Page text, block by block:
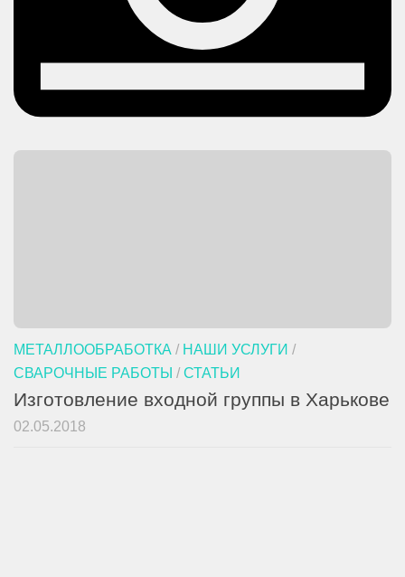
МЕТАЛЛООБРАБОТКА / НАШИ УСЛУГИ /
СВАРОЧНЫЕ РАБОТЫ / СТАТЬИ
Изготовление входной группы в Харькове
02.05.2018